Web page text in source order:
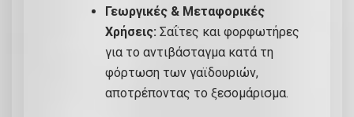
Γεωργικές & Μεταφορικές
Χρήσεις: Σαΐτες και φορφωτήρες
για το αντιβάσταγμα κατά τη
φόρτωση των γαϊδουριών,
αποτρέποντας το ξεσομάρισμα.